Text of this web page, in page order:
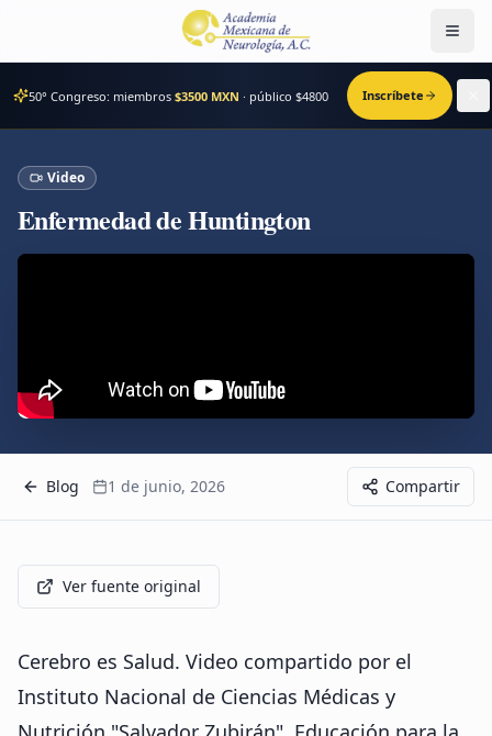
50° Congreso: miembros $3500 MXN · público $4800 Inscríbete
Video
Enfermedad de Huntington
Blog 1 de junio, 2026 Compartir
Ver fuente original
Cerebro es Salud. Video compartido por el
Instituto Nacional de Ciencias Médicas y